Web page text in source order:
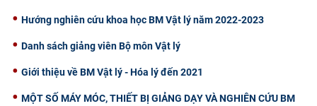
Hướng nghiên cứu khoa học BM Vật lý năm 2022-2023
Danh sách giảng viên Bộ môn Vật lý
Giới thiệu về BM Vật lý - Hóa lý đến 2021
MỘT SỐ MÁY MÓC, THIẾT BỊ GIẢNG DẠY VÀ NGHIÊN CỨU BM